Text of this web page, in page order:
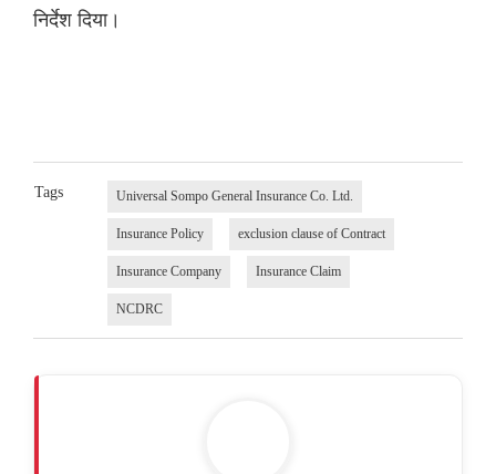
निर्देश दिया।
Tags Universal Sompo General Insurance Co. Ltd.
Insurance Policy exclusion clause of Contract
Insurance Company Insurance Claim
NCDRC